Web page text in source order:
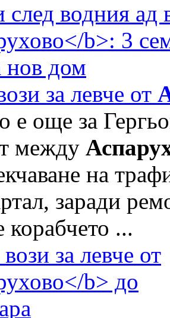
за левче от
е още за
между
на
заради
корабчето ...